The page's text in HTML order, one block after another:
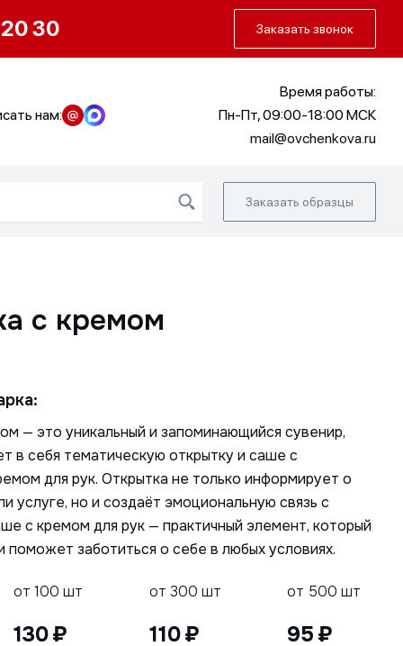
30 Заказать звонок
нам:
Время работы:
Пн-Пт, 09:00-18:00 МСК
mail@ovchenkova.ru
Заказать образцы
с кремом
— это уникальный и запоминающийся сувенир,
в себя тематическую открытку и саше с
для рук. Открытка не только информирует о
услуге, но и создаёт эмоциональную связь с
с кремом для рук — практичный элемент, который
поможет заботиться о себе в любых условиях.
от 100 шт
130
от 300 шт
110
от 500 шт
95